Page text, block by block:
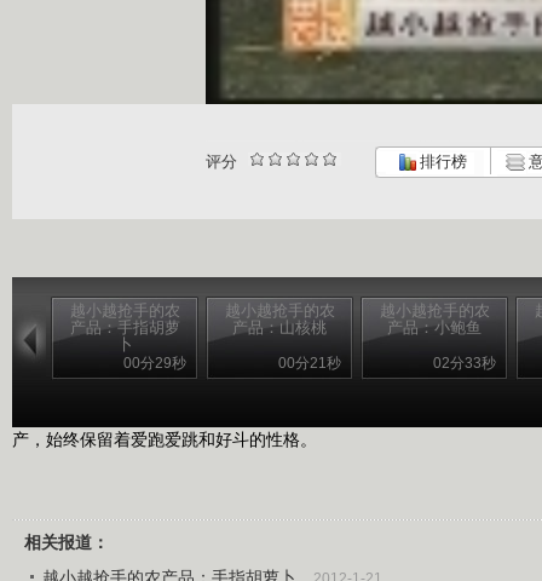
评分 排行榜
越小越抢手的农
产品：手指胡萝
卜
00分29秒
越小越抢手的农
产品：山核桃
00分21秒
越小越抢手的农
产品：小鲍鱼
02分33秒
产，始终保留着爱跑爱跳和好斗的性格。
相关报道：